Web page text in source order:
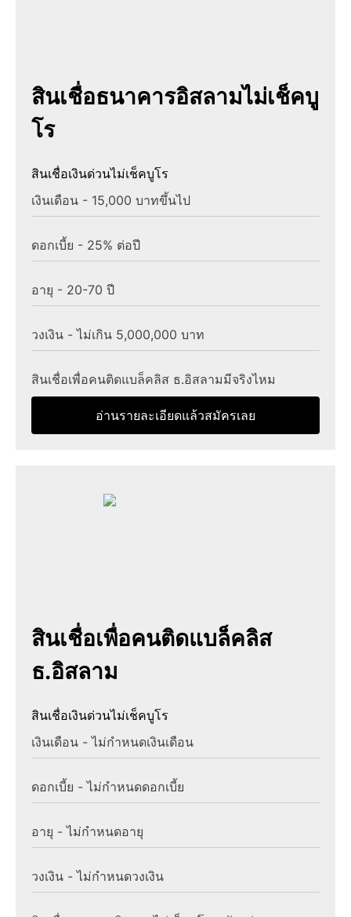
สินเชื่อธนาคารอิสลามไม่เช็คบู
โร
สินเชื่อเงินด่วนไม่เช็คบูโร
เงินเดือน - 15,000 บาทขึ้นไป
ดอกเบี้ย - 25% ต่อปี
อายุ - 20-70 ปี
วงเงิน - ไม่เกิน 5,000,000 บาท
สินเชื่อเพื่อคนติดแบล็คลิส ธ.อิสลามมีจริงไหม
อ่านรายละเอียดแล้วสมัครเลย
สินเชื่อเพื่อคนติดแบล็คลิส
ธ.อิสลาม
สินเชื่อเงินด่วนไม่เช็คบูโร
เงินเดือน - ไม่กำหนดเงินเดือน
ดอกเบี้ย - ไม่กำหนดดอกเบี้ย
อายุ - ไม่กำหนดอายุ
วงเงิน - ไม่กำหนดวงเงิน